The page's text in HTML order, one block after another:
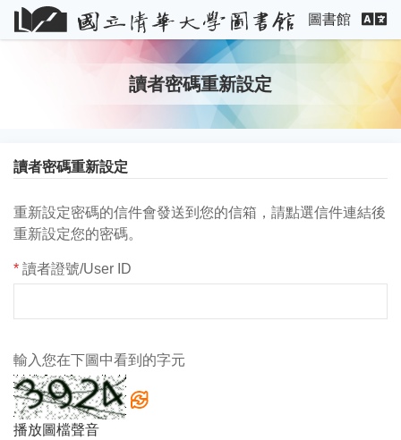
圖書館
讀者密碼重新設定
讀者密碼重新設定
重新設定密碼的信件會發送到您的信箱，請點選信件連結後
重新設定您的密碼。
* 讀者證號/User ID
輸入您在下圖中看到的字元
播放圖檔聲音